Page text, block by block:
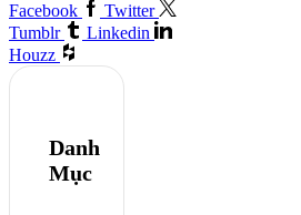
Facebook
Twitter
Tumblr
Linkedin
Houzz
Danh
Mục